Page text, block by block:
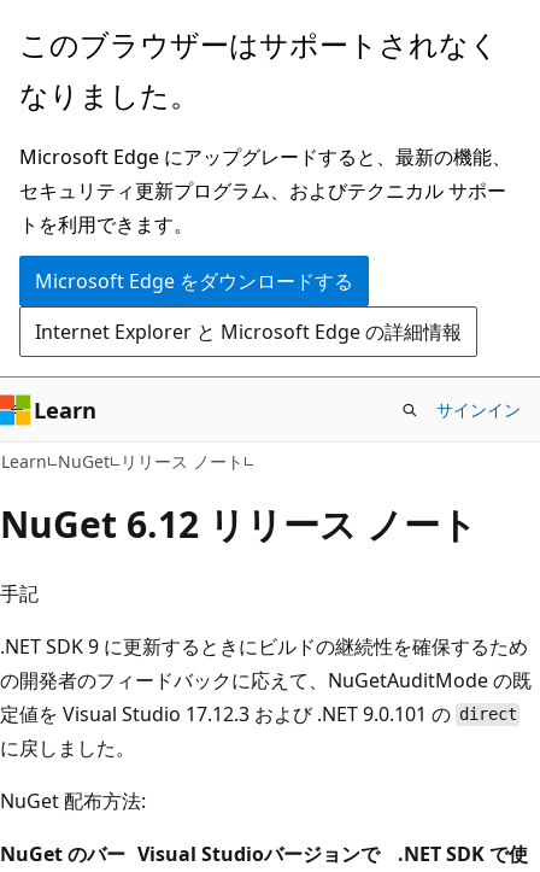
メ
ン
ン
テ
ン
ツ
に
ス
キ
ッ
プ
このブラウザーはサポートされなく
なりました。
Microsoft Edge にアップグレードすると、最新の機能、
セキュリティ更新プログラム、およびテクニカル サポー
トを利用できます。
Microsoft Edge をダウンロードする
Internet Explorer と Microsoft Edge の詳細情報
Learn サインイン
Learn NuGet リリース ノート
NuGet 6.12 リリース ノート
手記
.NET SDK 9 に更新するときにビルドの継続性を確保するため
の開発者のフィードバックに応えて、NuGetAuditMode の既
定値を Visual Studio 17.12.3 および .NET 9.0.101 の direct
に戻しました。
NuGet 配布方法:
NuGet のバー Visual Studioバージョンで
.NET SDK で使